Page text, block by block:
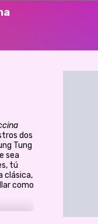
dos
Tung
sea
tú
clásica,
como